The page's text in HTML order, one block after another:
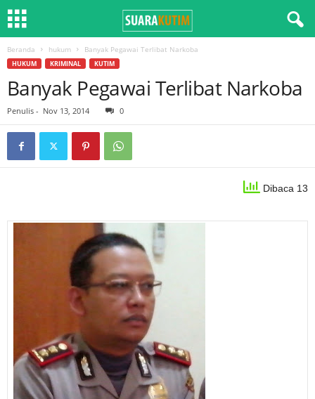
Beranda hukum Banyak Pegawai Terlibat Narkoba
HUKUM KRIMINAL KUTIM
Banyak Pegawai Terlibat Narkoba
Penulis - Nov 13, 2014 0
Dibaca 13